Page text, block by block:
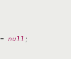
= null